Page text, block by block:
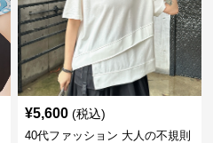
¥5,600 (税込)
40代ファッション 大人の不規則